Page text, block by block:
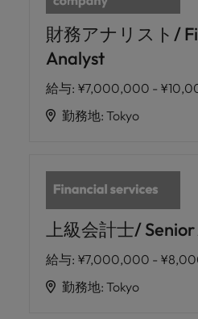
財務アナリスト/
Analyst
給与: ¥7,000,000 -
勤務地: Tokyo
上級会計士/
給与: ¥7,000,000 -
勤務地: Tokyo